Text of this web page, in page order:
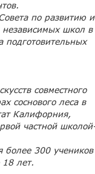
по развитию и
школ в
подготовительных
совместного
соснового леса в
Калифорния,
частной
более 300 учеников
18 лет.